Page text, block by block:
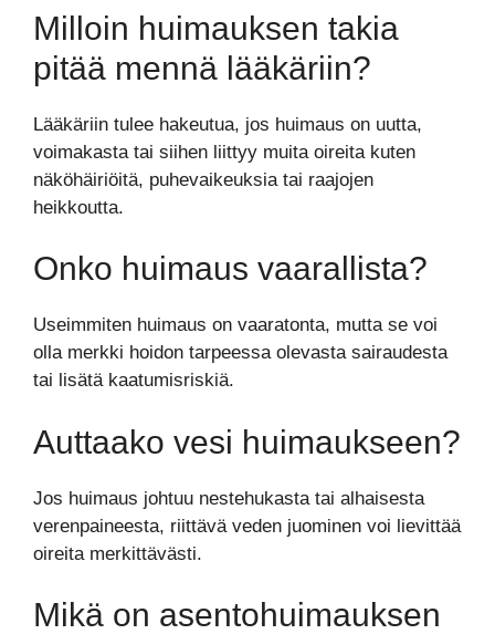
Milloin huimauksen takia
pitää mennä lääkäriin?
Lääkäriin tulee hakeutua, jos huimaus on uutta,
voimakasta tai siihen liittyy muita oireita kuten
näköhäiriöitä, puhevaikeuksia tai raajojen
heikkoutta.
Onko huimaus vaarallista?
Useimmiten huimaus on vaaratonta, mutta se voi
olla merkki hoidon tarpeessa olevasta sairaudesta
tai lisätä kaatumisriskiä.
Auttaako vesi huimaukseen?
Jos huimaus johtuu nestehukasta tai alhaisesta
verenpaineesta, riittävä veden juominen voi lievittää
oireita merkittävästi.
Mikä on asentohuimauksen